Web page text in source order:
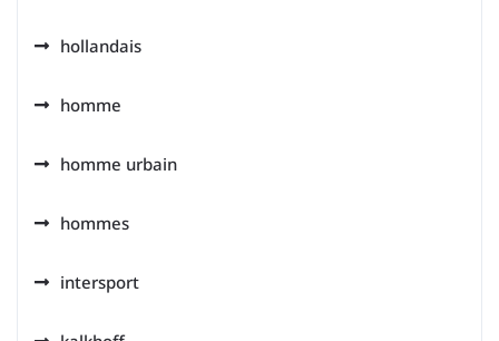
hollandais
homme
homme urbain
hommes
intersport